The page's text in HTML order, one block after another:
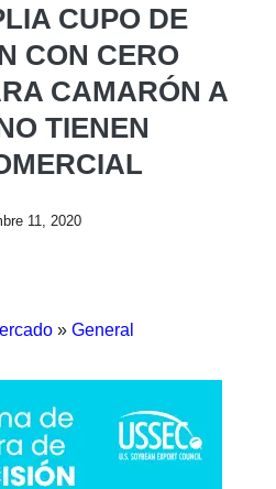
CUPO DE
CON CERO
CAMARÓN A
TIENEN
11, 2020
» General